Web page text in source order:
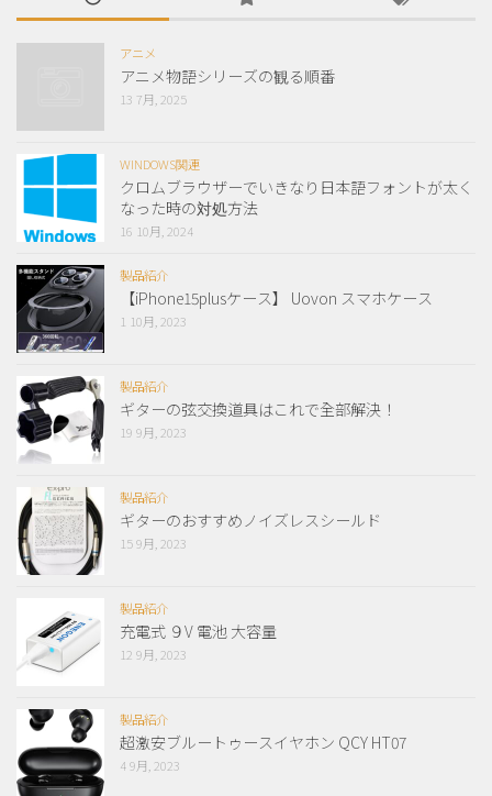
アニメ
アニメ物語シリーズの観る順番
13 7月, 2025
WINDOWS関連
クロムブラウザーでいきなり日本語フォントが太く
なった時の対処方法
16 10月, 2024
製品紹介
【iPhone15plusケース】 Uovon スマホケース
1 10月, 2023
製品紹介
ギターの弦交換道具はこれで全部解決！
19 9月, 2023
製品紹介
ギターのおすすめノイズレスシールド
15 9月, 2023
製品紹介
充電式 ９V 電池 大容量
12 9月, 2023
製品紹介
超激安ブルートゥースイヤホン QCY HT07
4 9月, 2023